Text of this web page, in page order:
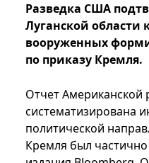
Разведка США
Луганской
вооруженных
по приказу Кремля.
Отчет Американской
систематизирована
политической
Кремля был